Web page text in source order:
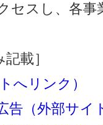
セスし、各
載］
へリンク）
告（外部サイ